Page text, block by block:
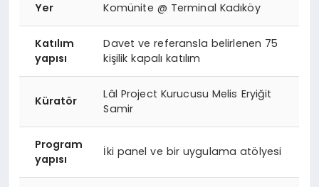
Yer Komünite @ Terminal Kadıköy
Katılım
yapısı
Davet ve referansla belirlenen 75
kişilik kapalı katılım
Küratör
Lâl Project Kurucusu Melis Eryiğit
Samir
Program
yapısı
İki panel ve bir uygulama atölyesi